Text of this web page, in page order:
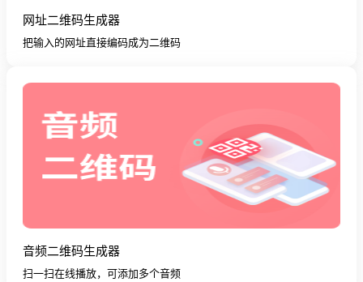
网址二维码生成器
把输入的网址直接编码成为二维码
音频二维码生成器
扫一扫在线播放，可添加多个音频